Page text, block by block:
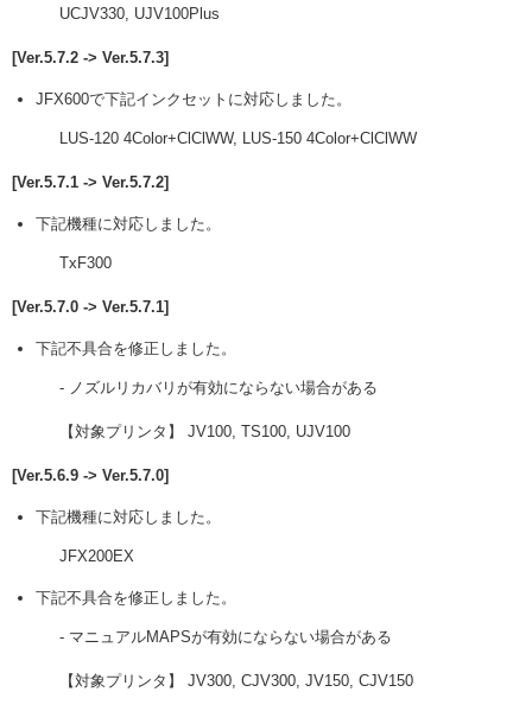
UCJV330, UJV100Plus
[Ver.5.7.2 -> Ver.5.7.3]
JFX600で下記インクセットに対応しました。
LUS-120 4Color+ClClWW, LUS-150 4Color+ClClWW
[Ver.5.7.1 -> Ver.5.7.2]
下記機種に対応しました。
TxF300
[Ver.5.7.0 -> Ver.5.7.1]
下記不具合を修正しました。
- ノズルリカバリが有効にならない場合がある
【対象プリンタ】 JV100, TS100, UJV100
[Ver.5.6.9 -> Ver.5.7.0]
下記機種に対応しました。
JFX200EX
下記不具合を修正しました。
- マニュアルMAPSが有効にならない場合がある
【対象プリンタ】 JV300, CJV300, JV150, CJV150